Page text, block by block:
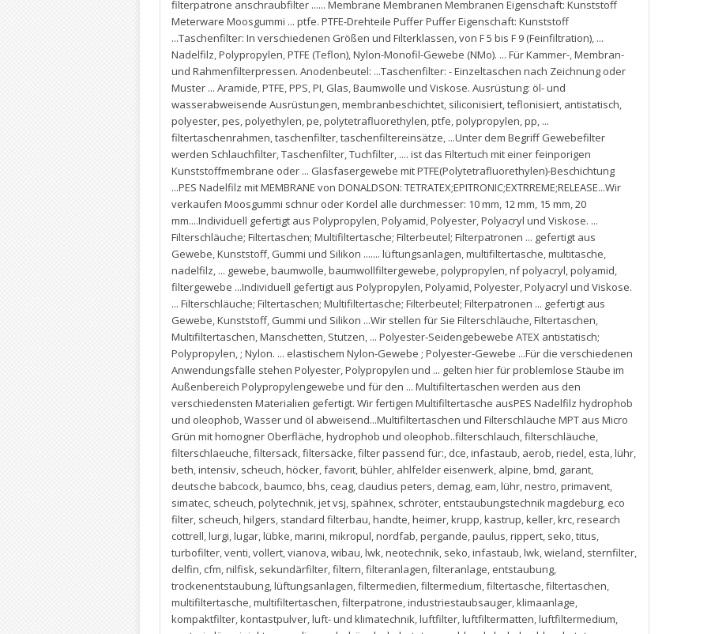
filterpatrone anschraubfilter ...... Membrane Membranen Membranen Eigenschaft: Kunststoff
Meterware Moosgummi ... ptfe. PTFE-Drehteile Puffer Puffer Eigenschaft: Kunststoff
...Taschenfilter: In verschiedenen Größen und Filterklassen,von F 5 bis F 9 (Feinfiltration), ...
Nadelfilz,Polypropylen,PTFE (Teflon),Nylon-Monofil-Gewebe (NMo). ... Für Kammer-,Membran-
und Rahmenfilterpressen. Anodenbeutel: ...Taschenfilter: - Einzeltaschen nach Zeichnung oder
Muster ... Aramide,PTFE,PPS,PI, Glas,Baumwolle und Viskose. Ausrüstung: öl- und
wasserabweisende Ausrüstungen,membranbeschichtet, siliconisiert,teflonisiert, antistatisch,
polyester,pes,polyethylen,pe,polytetrafluorethylen,ptfe,polypropylen,pp, ...
filtertaschenrahmen,taschenfilter,taschenfiltereinsätze, ...Unter dem Begriff Gewebefilter
werden Schlauchfilter,Taschenfilter,Tuchfilter, .... ist das Filtertuch mit einer feinporigen
Kunststoffmembrane oder ... Glasfasergewebe mit PTFE(Polytetrafluorethylen)-Beschichtung
...PES Nadelfilz mit MEMBRANE von DONALDSON: TETRATEX;EPITRONIC;EXTRREME;RELEASE...Wir
verkaufen Moosgummi schnur oder Kordel alle durchmesser: 10 mm, 12 mm, 15 mm,20
mm....Individuell gefertigt aus Polypropylen,Polyamid,Polyester,Polyacryl und Viskose. ...
Filterschläuche; Filtertaschen; Multifiltertasche; Filterbeutel; Filterpatronen ... gefertigt aus
Gewebe,Kunststoff, Gummi und Silikon ....... lüftungsanlagen,multifiltertasche,multitasche,
nadelfilz, ... gewebe,baumwolle,baumwollfiltergewebe,polypropylen,nf polyacryl,polyamid,
filtergewebe ...Individuell gefertigt aus Polypropylen,Polyamid,Polyester,Polyacryl und Viskose.
... Filterschläuche; Filtertaschen; Multifiltertasche; Filterbeutel; Filterpatronen ... gefertigt aus
Gewebe,Kunststoff, Gummi und Silikon ...Wir stellen für Sie Filterschläuche,Filtertaschen,
Multifiltertaschen,Manschetten, Stutzen, ... Polyester-Seidengebewebe ATEX antistatisch;
Polypropylen, ; Nylon. ... elastischem Nylon-Gewebe ; Polyester-Gewebe ...Für die verschiedenen
Anwendungsfälle stehen Polyester,Polypropylen und ... gelten hier für problemlose Stäube im
Außenbereich Polypropylengewebe und für den ... Multifiltertaschen werden aus den
verschiedensten Materialien gefertigt. Wir fertigen Multifiltertasche ausPES Nadelfilz hydrophob
und oleophob,Wasser und öl abweisend...Multifiltertaschen und Filterschläuche MPT aus Micro
Grün mit homogner Oberfläche,hydrophob und oleophob..filterschlauch,filterschläuche,
filterschlaeuche,filtersack,filtersäcke,filter passend für:, dce,infastaub, aerob,riedel, esta,lühr,
beth,intensiv, scheuch,höcker,favorit,bühler, ahlfelder eisenwerk, alpine,bmd, garant,
deutsche babcock,baumco,bhs, ceag, claudius peters, demag, eam,lühr,nestro,primavent,
simatec, scheuch,polytechnik,jet vsj, spähnex, schröter, entstaubungstechnik magdeburg, eco
filter, scheuch,hilgers, standard filterbau,handte,heimer,krupp,kastrup,keller,krc,research
cottrell,lurgi,lugar,lübke,marini,mikropul,nordfab,pergande,paulus,rippert, seko,titus,
turbofilter,venti,vollert,vianova,wibau,lwk,neotechnik, seko,infastaub,lwk,wieland, sternfilter,
delfin, cfm,nilfisk, sekundärfilter,filtern,filteranlagen,filteranlage, entstaubung,
trockenentstaubung,lüftungsanlagen,filtermedien,filtermedium,filtertasche,filtertaschen,
multifiltertasche,multifiltertaschen,filterpatrone,industriestaubsauger,klimaanlage,
kompaktfilter,kontastpulver,luft- und klimatechnik,luftfilter,luftfiltermatten,luftfiltermedium,